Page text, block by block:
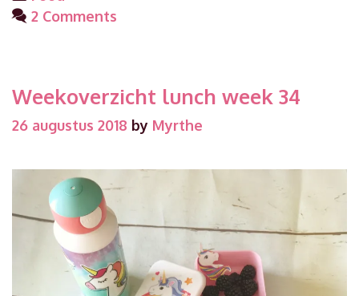
2 Comments
Weekoverzicht lunch week 34
26 augustus 2018 by Myrthe